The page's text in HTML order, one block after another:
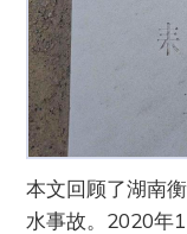
本文回顾了湖南
水事故。2020年